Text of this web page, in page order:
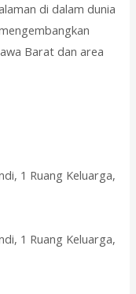
di dalam dunia
Barat dan area
1 Ruang Keluarga,
1 Ruang Keluarga,